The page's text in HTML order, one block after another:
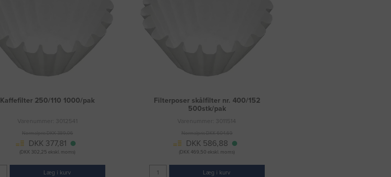
Kaffefilter 250/110 1000/pak
Varenummer: 3012541
Normalpris DKK 389,06
DKK 377,81
(DKK 302,25 ekskl. moms)
Læg i kurv
Filterposer skålfilter nr. 400/152
500stk/pak
Varenummer: 3011514
Normalpris DKK 604,69
DKK 586,88
(DKK 469,50 ekskl. moms)
Læg i kurv